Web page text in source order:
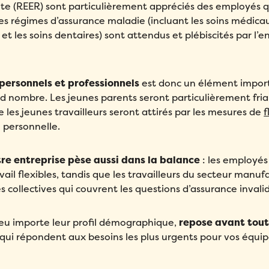
(REER) sont particulièrement appréciés des employés
régimes d’assurance maladie (incluant les soins
les soins dentaires) sont attendus et plébiscités par
et professionnelsest donc un élément
nombre. Les jeunes parents seront particulièrement
jeunes travailleurs seront attirés par les mesures de
entreprise pèse aussi dans la balance : les
flexibles, tandis que les travailleurs du secteur
collectives qui couvrent les questions d’assurance
importe leur profil démographique, repose avant
répondent aux besoins les plus urgents pour vos
Message *
J’accepte la Politique de confidentialitéde Folks.
Compagnie
Nombre d'employés
Veuillez saisir un nombre supérieur ou égal à
J’accepte laPolitique de confidentialitéde Folks.
Compagnie
Nombre d'employés
Veuillez saisir un nombre supérieur ou égal à0.
Comment avez-vous entendu parler de Folks?
J’accepte la Politique de confidentialitéde Folks.